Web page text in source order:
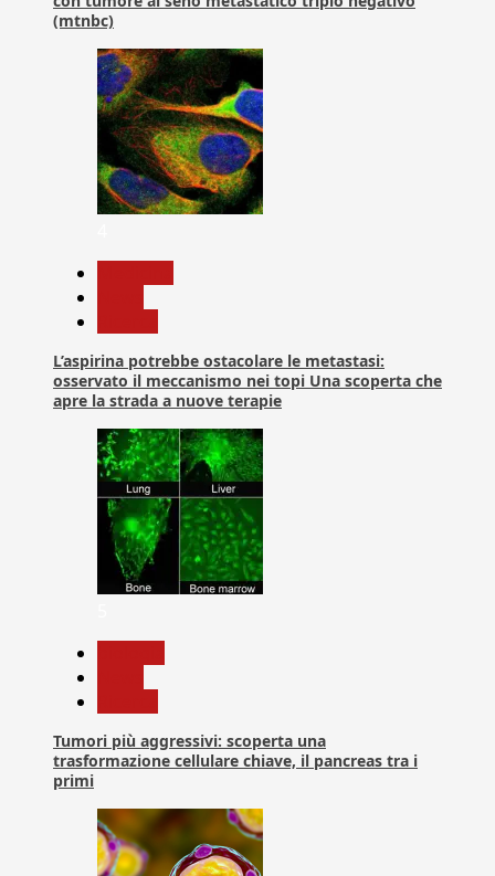
(mtnbc)
L’aspirina potrebbe ostacolare le metastasi:
osservato il meccanismo nei topi Una scoperta che
apre la strada a nuove terapie
Tumori più aggressivi: scoperta una
trasformazione cellulare chiave, il pancreas tra i
primi